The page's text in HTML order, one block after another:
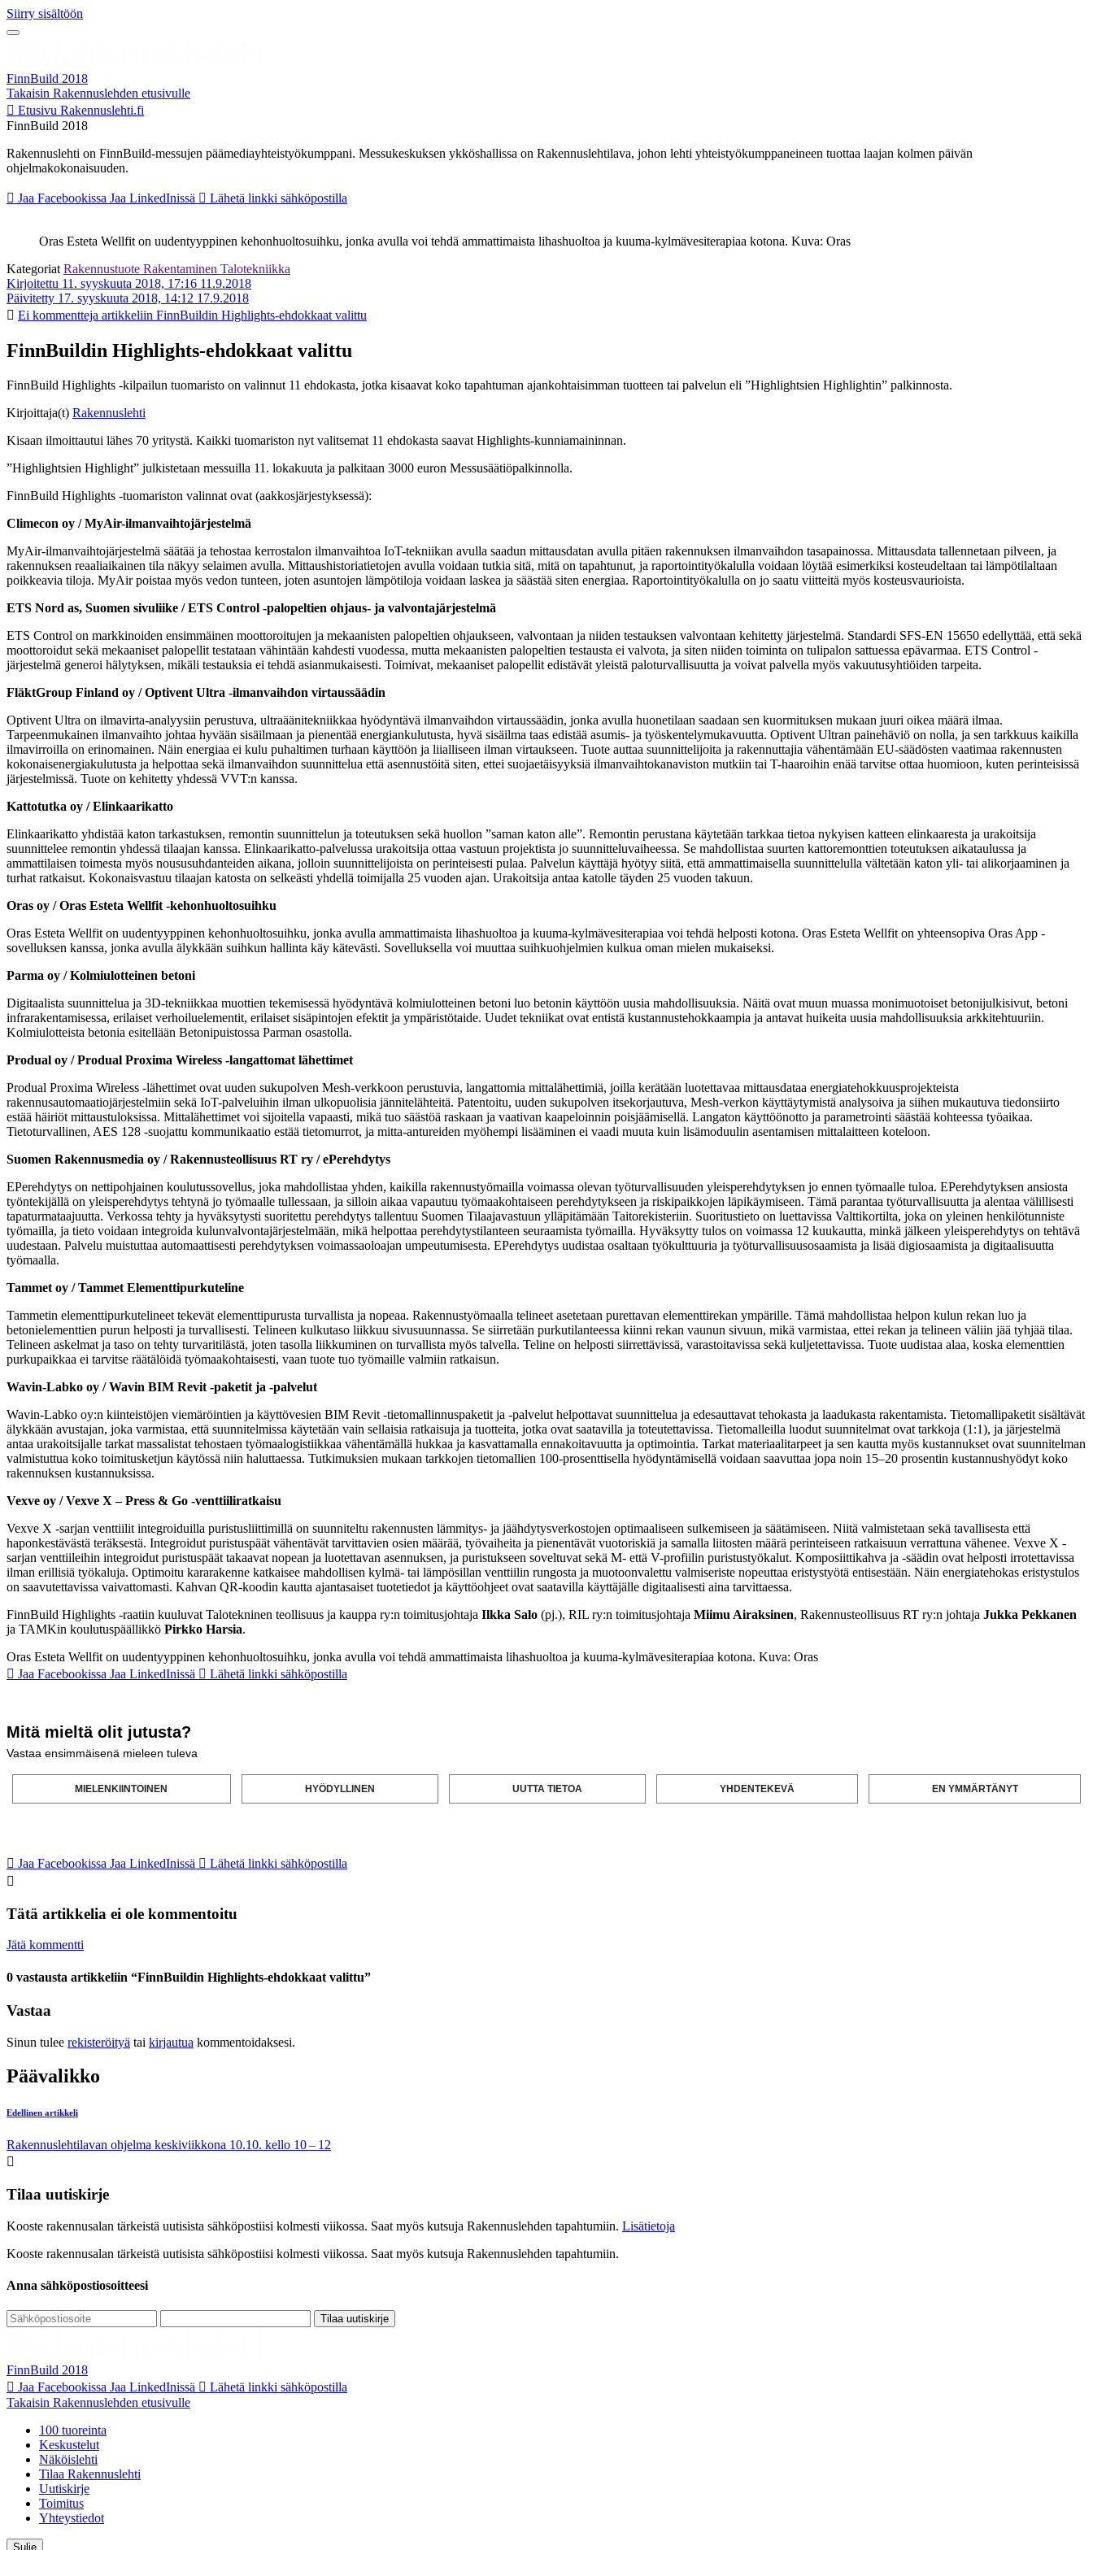
Siirry sisältöön
FinnBuild 2018
Takaisin Rakennuslehden etusivulle
Etusivu Rakennuslehti.fi
FinnBuild 2018
Rakennuslehti on FinnBuild-messujen päämediayhteistyökumppani. Messukeskuksen ykköshallissa on Rakennuslehtilava, johon lehti yhteistyökumppaneineen tuottaa laajan kolmen päivän
ohjelmakokonaisuuden.
Jaa Facebookissa Jaa LinkedInissä Lähetä linkki sähköpostilla
Oras Esteta Wellfit on uudentyyppinen kehonhuoltosuihku, jonka avulla voi tehdä ammattimaista lihashuoltoa ja kuuma-kylmävesiterapiaa kotona. Kuva: Oras
Kategoriat Rakennustuote Rakentaminen Talotekniikka
Kirjoitettu 11. syyskuuta 2018, 17:16 11.9.2018
Päivitetty 17. syyskuuta 2018, 14:12 17.9.2018
Ei kommentteja artikkeliin FinnBuildin Highlights-ehdokkaat valittu
FinnBuildin Highlights-ehdokkaat valittu
FinnBuild Highlights -kilpailun tuomaristo on valinnut 11 ehdokasta, jotka kisaavat koko tapahtuman ajankohtaisimman tuotteen tai palvelun eli ”Highlightsien Highlightin” palkinnosta.
Kirjoittaja(t) Rakennuslehti
Kisaan ilmoittautui lähes 70 yritystä. Kaikki tuomariston nyt valitsemat 11 ehdokasta saavat Highlights-kunniamaininnan.
”Highlightsien Highlight” julkistetaan messuilla 11. lokakuuta ja palkitaan 3000 euron Messusäätiöpalkinnolla.
FinnBuild Highlights -tuomariston valinnat ovat (aakkosjärjestyksessä):
Climecon oy / MyAir-ilmanvaihtojärjestelmä
MyAir-ilmanvaihtojärjestelmä säätää ja tehostaa kerrostalon ilmanvaihtoa IoT-tekniikan avulla saadun mittausdatan avulla pitäen rakennuksen ilmanvaihdon tasapainossa. Mittausdata tallennetaan pilveen, ja
rakennuksen reaaliaikainen tila näkyy selaimen avulla. Mittaushistoriatietojen avulla voidaan tutkia sitä, mitä on tapahtunut, ja raportointityökalulla voidaan löytää esimerkiksi kosteudeltaan tai lämpötilaltaan
poikkeavia tiloja. MyAir poistaa myös vedon tunteen, joten asuntojen lämpötiloja voidaan laskea ja säästää siten energiaa. Raportointityökalulla on jo saatu viitteitä myös kosteusvaurioista.
ETS Nord as, Suomen sivuliike / ETS Control -palopeltien ohjaus- ja valvontajärjestelmä
ETS Control on markkinoiden ensimmäinen moottoroitujen ja mekaanisten palopeltien ohjaukseen, valvontaan ja niiden testauksen valvontaan kehitetty järjestelmä. Standardi SFS-EN 15650 edellyttää, että sekä
moottoroidut sekä mekaaniset palopellit testataan vähintään kahdesti vuodessa, mutta mekaanisten palopeltien testausta ei valvota, ja siten niiden toiminta on tulipalon sattuessa epävarmaa. ETS Control -
järjestelmä generoi hälytyksen, mikäli testauksia ei tehdä asianmukaisesti. Toimivat, mekaaniset palopellit edistävät yleistä paloturvallisuutta ja voivat palvella myös vakuutusyhtiöiden tarpeita.
FläktGroup Finland oy / Optivent Ultra -ilmanvaihdon virtaussäädin
Optivent Ultra on ilmavirta-analyysiin perustuva, ultraäänitekniikkaa hyödyntävä ilmanvaihdon virtaussäädin, jonka avulla huonetilaan saadaan sen kuormituksen mukaan juuri oikea määrä ilmaa.
Tarpeenmukainen ilmanvaihto johtaa hyvään sisäilmaan ja pienentää energiankulutusta, hyvä sisäilma taas edistää asumis- ja työskentelymukavuutta. Optivent Ultran painehäviö on nolla, ja sen tarkkuus kaikilla
ilmavirroilla on erinomainen. Näin energiaa ei kulu puhaltimen turhaan käyttöön ja liialliseen ilman virtaukseen. Tuote auttaa suunnittelijoita ja rakennuttajia vähentämään EU-säädösten vaatimaa rakennusten
kokonaisenergiakulutusta ja helpottaa sekä ilmanvaihdon suunnittelua että asennustöitä siten, ettei suojaetäisyyksiä ilmanvaihtokanaviston mutkiin tai T-haaroihin enää tarvitse ottaa huomioon, kuten perinteisissä
järjestelmissä. Tuote on kehitetty yhdessä VVT:n kanssa.
Kattotutka oy / Elinkaarikatto
Elinkaarikatto yhdistää katon tarkastuksen, remontin suunnittelun ja toteutuksen sekä huollon ”saman katon alle”. Remontin perustana käytetään tarkkaa tietoa nykyisen katteen elinkaaresta ja urakoitsija
suunnittelee remontin yhdessä tilaajan kanssa. Elinkaarikatto-palvelussa urakoitsija ottaa vastuun projektista jo suunnitteluvaiheessa. Se mahdollistaa suurten kattoremonttien toteutuksen aikataulussa ja
ammattilaisen toimesta myös noususuhdanteiden aikana, jolloin suunnittelijoista on perinteisesti pulaa. Palvelun käyttäjä hyötyy siitä, että ammattimaisella suunnittelulla vältetään katon yli- tai alikorjaaminen ja
turhat ratkaisut. Kokonaisvastuu tilaajan katosta on selkeästi yhdellä toimijalla 25 vuoden ajan. Urakoitsija antaa katolle täyden 25 vuoden takuun.
Oras oy / Oras Esteta Wellfit -kehonhuoltosuihku
Oras Esteta Wellfit on uudentyyppinen kehonhuoltosuihku, jonka avulla ammattimaista lihashuoltoa ja kuuma-kylmävesiterapiaa voi tehdä helposti kotona. Oras Esteta Wellfit on yhteensopiva Oras App -
sovelluksen kanssa, jonka avulla älykkään suihkun hallinta käy kätevästi. Sovelluksella voi muuttaa suihkuohjelmien kulkua oman mielen mukaiseksi.
Parma oy / Kolmiulotteinen betoni
Digitaalista suunnittelua ja 3D-tekniikkaa muottien tekemisessä hyödyntävä kolmiulotteinen betoni luo betonin käyttöön uusia mahdollisuuksia. Näitä ovat muun muassa monimuotoiset betonijulkisivut, betoni
infrarakentamisessa, erilaiset verhoiluelementit, erilaiset sisäpintojen efektit ja ympäristötaide. Uudet tekniikat ovat entistä kustannustehokkaampia ja antavat huikeita uusia mahdollisuuksia arkkitehtuuriin.
Kolmiulotteista betonia esitellään Betonipuistossa Parman osastolla.
Produal oy / Produal Proxima Wireless -langattomat lähettimet
Produal Proxima Wireless -lähettimet ovat uuden sukupolven Mesh-verkkoon perustuvia, langattomia mittalähettimiä, joilla kerätään luotettavaa mittausdataa energiatehokkuusprojekteista
rakennusautomaatiojärjestelmiin sekä IoT-palveluihin ilman ulkopuolisia jännitelähteitä. Patentoitu, uuden sukupolven itsekorjautuva, Mesh-verkon käyttäytymistä analysoiva ja siihen mukautuva tiedonsiirto
estää häiriöt mittaustuloksissa. Mittalähettimet voi sijoitella vapaasti, mikä tuo säästöä raskaan ja vaativan kaapeloinnin poisjäämisellä. Langaton käyttöönotto ja parametrointi säästää kohteessa työaikaa.
Tietoturvallinen, AES 128 -suojattu kommunikaatio estää tietomurrot, ja mitta-antureiden myöhempi lisääminen ei vaadi muuta kuin lisämoduulin asentamisen mittalaitteen koteloon.
Suomen Rakennusmedia oy / Rakennusteollisuus RT ry / ePerehdytys
EPerehdytys on nettipohjainen koulutussovellus, joka mahdollistaa yhden, kaikilla rakennustyömailla voimassa olevan työturvallisuuden yleisperehdytyksen jo ennen työmaalle tuloa. EPerehdytyksen ansiosta
työntekijällä on yleisperehdytys tehtynä jo työmaalle tullessaan, ja silloin aikaa vapautuu työmaakohtaiseen perehdytykseen ja riskipaikkojen läpikäymiseen. Tämä parantaa työturvallisuutta ja alentaa välillisesti
tapaturmataajuutta. Verkossa tehty ja hyväksytysti suoritettu perehdytys tallentuu Suomen Tilaajavastuun ylläpitämään Taitorekisteriin. Suoritustieto on luettavissa Valttikortilta, joka on yleinen henkilötunniste
työmailla, ja tieto voidaan integroida kulunvalvontajärjestelmään, mikä helpottaa perehdytystilanteen seuraamista työmailla. Hyväksytty tulos on voimassa 12 kuukautta, minkä jälkeen yleisperehdytys on tehtävä
uudestaan. Palvelu muistuttaa automaattisesti perehdytyksen voimassaoloajan umpeutumisesta. EPerehdytys uudistaa osaltaan työkulttuuria ja työturvallisuusosaamista ja lisää digiosaamista ja digitaalisuutta
työmaalla.
Tammet oy / Tammet Elementtipurkuteline
Tammetin elementtipurkutelineet tekevät elementtipurusta turvallista ja nopeaa. Rakennustyömaalla telineet asetetaan purettavan elementtirekan ympärille. Tämä mahdollistaa helpon kulun rekan luo ja
betonielementtien purun helposti ja turvallisesti. Telineen kulkutaso liikkuu sivusuunnassa. Se siirretään purkutilanteessa kiinni rekan vaunun sivuun, mikä varmistaa, ettei rekan ja telineen väliin jää tyhjää tilaa.
Telineen askelmat ja taso on tehty turvaritilästä, joten tasolla liikkuminen on turvallista myös talvella. Teline on helposti siirrettävissä, varastoitavissa sekä kuljetettavissa. Tuote uudistaa alaa, koska elementtien
purkupaikkaa ei tarvitse räätälöidä työmaakohtaisesti, vaan tuote tuo työmaille valmiin ratkaisun.
Wavin-Labko oy / Wavin BIM Revit -paketit ja -palvelut
Wavin-Labko oy:n kiinteistöjen viemäröintien ja käyttövesien BIM Revit -tietomallinnuspaketit ja -palvelut helpottavat suunnittelua ja edesauttavat tehokasta ja laadukasta rakentamista. Tietomallipaketit sisältävät
älykkään avustajan, joka varmistaa, että suunnitelmissa käytetään vain sellaisia ratkaisuja ja tuotteita, jotka ovat saatavilla ja toteutettavissa. Tietomalleilla luodut suunnitelmat ovat tarkkoja (1:1), ja järjestelmä
antaa urakoitsijalle tarkat massalistat tehostaen työmaalogistiikkaa vähentämällä hukkaa ja kasvattamalla ennakoitavuutta ja optimointia. Tarkat materiaalitarpeet ja sen kautta myös kustannukset ovat suunnitelman
valmistuttua koko toimitusketjun käytössä niin haluttaessa. Tutkimuksien mukaan tarkkojen tietomallien 100-prosenttisella hyödyntämisellä voidaan saavuttaa jopa noin 15–20 prosentin kustannushyödyt koko
rakennuksen kustannuksissa.
Vexve oy / Vexve X – Press & Go -venttiiliratkaisu
Vexve X -sarjan venttiilit integroiduilla puristusliittimillä on suunniteltu rakennusten lämmitys- ja jäähdytysverkostojen optimaaliseen sulkemiseen ja säätämiseen. Niitä valmistetaan sekä tavallisesta että
haponkestävästä teräksestä. Integroidut puristuspäät vähentävät tarvittavien osien määrää, työvaiheita ja pienentävät vuotoriskiä ja samalla liitosten määrä perinteiseen ratkaisuun verrattuna vähenee. Vexve X -
sarjan venttiileihin integroidut puristuspäät takaavat nopean ja luotettavan asennuksen, ja puristukseen soveltuvat sekä M- että V-profiilin puristustyökalut. Komposiittikahva ja -säädin ovat helposti irrotettavissa
ilman erillisiä työkaluja. Optimoitu kararakenne katkaisee mahdollisen kylmä- tai lämpösillan venttiilin rungosta ja muotoonvalettu valmiseriste nopeuttaa eristystyötä entisestään. Näin energiatehokas eristystulos
on saavutettavissa vaivattomasti. Kahvan QR-koodin kautta ajantasaiset tuotetiedot ja käyttöohjeet ovat saatavilla käyttäjälle digitaalisesti aina tarvittaessa.
FinnBuild Highlights -raatiin kuuluvat Talotekninen teollisuus ja kauppa ry:n toimitusjohtaja Ilkka Salo (pj.), RIL ry:n toimitusjohtaja Miimu Airaksinen, Rakennusteollisuus RT ry:n johtaja Jukka Pekkanen
ja TAMKin koulutuspäällikkö Pirkko Harsia.
Oras Esteta Wellfit on uudentyyppinen kehonhuoltosuihku, jonka avulla voi tehdä ammattimaista lihashuoltoa ja kuuma-kylmävesiterapiaa kotona. Kuva: Oras
Jaa Facebookissa Jaa LinkedInissä Lähetä linkki sähköpostilla
Mitä mieltä olit jutusta?
Vastaa ensimmäisenä mieleen tuleva
MIELENKIINTOINEN HYÖDYLLINEN UUTTA TIETOA YHDENTEKEVÄ EN YMMÄRTÄNYT
Jaa Facebookissa Jaa LinkedInissä Lähetä linkki sähköpostilla
Tätä artikkelia ei ole kommentoitu
Jätä kommentti
0 vastausta artikkeliin “FinnBuildin Highlights-ehdokkaat valittu”
Vastaa
Sinun tulee rekisteröityä tai kirjautua kommentoidaksesi.
Päävalikko
Edellinen artikkeli
Rakennuslehtilavan ohjelma keskiviikkona 10.10. kello 10 – 12
Tilaa uutiskirje
Kooste rakennusalan tärkeistä uutisista sähköpostiisi kolmesti viikossa. Saat myös kutsuja Rakennuslehden tapahtumiin. Lisätietoja
Kooste rakennusalan tärkeistä uutisista sähköpostiisi kolmesti viikossa. Saat myös kutsuja Rakennuslehden tapahtumiin.
Anna sähköpostiosoitteesi
Tilaa uutiskirje
FinnBuild 2018
Jaa Facebookissa Jaa LinkedInissä
Lähetä linkki sähköpostilla
Takaisin Rakennuslehden etusivulle
100 tuoreinta
Keskustelut
Näköislehti
Tilaa Rakennuslehti
Uutiskirje
Toimitus
Yhteystiedot
Sulje